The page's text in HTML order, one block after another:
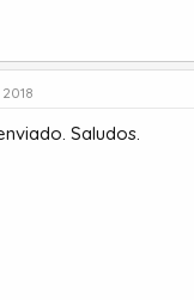
Saludos.